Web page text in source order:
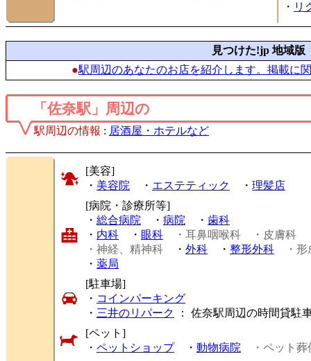
・ リ
見つけた!jp 地域版
●駅周辺のあなたのお店を紹介します。掲載に
「佐奈駅」周辺の
駅周辺の情報 : 居酒屋・ホテルなど
[美容]
・ 美容院 ・ エステティック ・ 理髪店
[病院・診療所等]
・ 総合病院 ・ 病院 ・ 歯科
・ 内科 ・ 眼科 ・耳鼻咽喉科 ・皮膚科
・神経、精神科 ・ 外科 ・ 整形外科
・
・ 薬局
[駐車場]
・ コインパーキング
・ 三井のリパーク
： 佐奈駅周辺の時間貸駐
[ペット]
・ ペットショップ・ 動物病院
・ペット葬